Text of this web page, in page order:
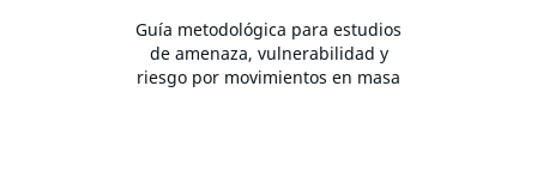
Guía metodológica para estudios
de amenaza, vulnerabilidad y
riesgo por movimientos en masa